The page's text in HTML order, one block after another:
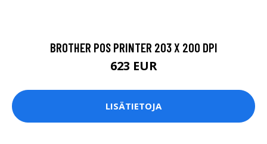
BROTHER POS PRINTER 203 X 200 DPI
623 EUR
LISÄTIETOJA